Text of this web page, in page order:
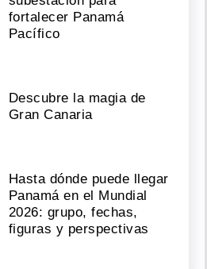
fortalecer Panamá
Pacífico
Descubre la magia de
Gran Canaria
Hasta dónde puede llegar
Panamá en el Mundial
2026: grupo, fechas,
figuras y perspectivas